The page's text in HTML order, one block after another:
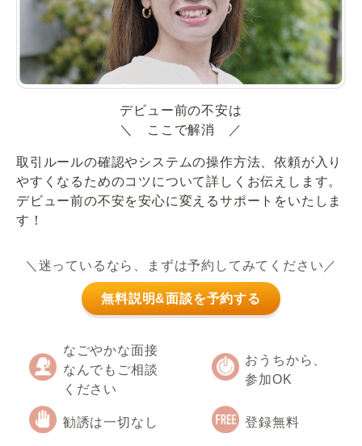
デビュー前の不安は
＼ ここで解消 ／
取引ルールの確認やシステムの操作方法、依頼が入り
やすくなるためのコツについて詳しくお伝えします。
デビュー前の不安を安心に変えるサポートをいたしま
す！
＼迷っているなら、まずは予約してみてください／
無料説明&面談を予約する
なごやかな面接
なんでもご相談
ください
おうちから、
参加OK
勧誘は一切なし 登録無料